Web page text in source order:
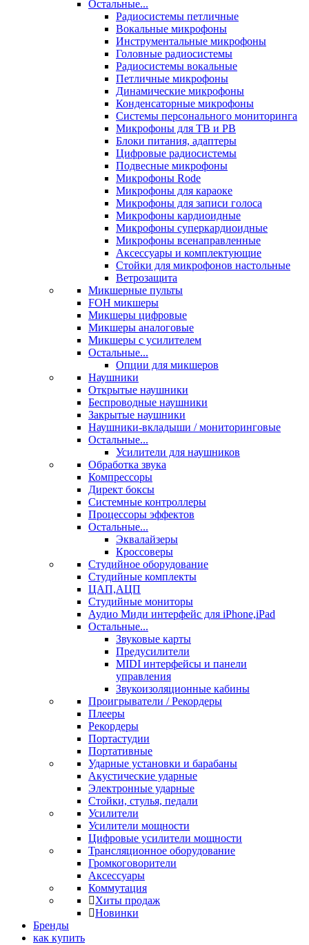
Остальные...
Радиосистемы петличные
Вокальные микрофоны
Инструментальные микрофоны
Головные радиосистемы
Радиосистемы вокальные
Петличные микрофоны
Динамические микрофоны
Конденсаторные микрофоны
Системы персонального мониторинга
Микрофоны для ТВ и РВ
Блоки питания, адаптеры
Цифровые радиосистемы
Подвесные микрофоны
Микрофоны Rode
Микрофоны для караоке
Микрофоны для записи голоса
Микрофоны кардиоидные
Микрофоны суперкардиоидные
Микрофоны всенаправленные
Аксессуары и комплектующие
Стойки для микрофонов настольные
Ветрозащита
Микшерные пульты
FOH микшеры
Микшеры цифровые
Микшеры аналоговые
Микшеры с усилителем
Остальные...
Опции для микшеров
Наушники
Открытые наушники
Беспроводные наушники
Закрытые наушники
Наушники-вкладыши / мониторинговые
Остальные...
Усилители для наушников
Обработка звука
Компрессоры
Директ боксы
Системные контроллеры
Процессоры эффектов
Остальные...
Эквалайзеры
Кроссоверы
Студийное оборудование
Студийные комплекты
ЦАП,АЦП
Студийные мониторы
Аудио Миди интерфейс для iPhone,iPad
Остальные...
Звуковые карты
Предусилители
MIDI интерфейсы и панели
управления
Звукоизоляционные кабины
Проигрыватели / Рекордеры
Плееры
Рекордеры
Портастудии
Портативные
Ударные установки и барабаны
Акустические ударные
Электронные ударные
Стойки, стулья, педали
Усилители
Усилители мощности
Цифровые усилители мощности
Трансляционное оборудование
Громкоговорители
Аксессуары
Коммутация
Хиты продаж
Новинки
Бренды
как купить